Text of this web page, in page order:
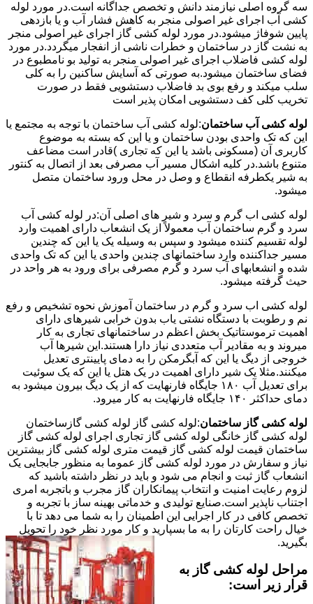
سه گروه اصلی نیازمند دانش و تخصص جداگانه است.در مورد لوله
کشی آب اجرای غیر اصولی منجر به کاهش فشار آب و یا بازدهی
پایین شوفاژ میشود.در مورد لوله کشی گاز اجرای غیر اصولی منجر
به نشت گاز در ساختمان و خطرات ناشی از انفجار میگردد.در مورد
لوله کشی فاضلاب اجرای غیر اصولی منجر به تولید بو نامطبوع در
فضای ساختمان میشود.به صورتی که آسایش ساکنین را به کلی
سلب میکند و رفع بوی بد فاضلاب دستشویی فقط در صورت
تخریب کلی کف دستشویی امکان پذیر است
لوله کشی آب ساختمان:لوله کشی آب ساختمان با توجه به مجتمع یا
این که تک واحدی بودن ساختمان و یا این که بسته به موضوع
کاربری آن (مسکونی باشد یا این که تجاری )قادر است مضاعف
متنوع باشد.در کلیه اشکال مسیر آب مصرفی بعد از اتصال به کنتور
به شیر یکطرفه انقطاع و وصل در محل ورود ساختمان متصل
میشود.
لوله کشی اب گرم و سرد و شیر های اصلی آن:در لوله کشی آب
سرد و گرم ساختمان آب معمولاً از یک انشعاب دارای اهمیت وارد
لوله تقسیم کننده میشود و سپس به وسیله یک یا این که چندین
مسیر جداکننده وارد ساختمانهای چندین واحدی یا این که تک واحدی
شده و انشعابهای آب سرد و گرم مصرفی برای ورود به هر واحد در
حیث گرفته میشود.
لوله کشی اب سرد و گرم در ساختمان آموزش نحوه تشخیص و رفع
نم و رطوبت با دستگاه نشتی یاب بدون خرابی شیرهای دارای
اهمیت ترموستاتیک بخش اعظم در ساختمانهای تجاری به کار
میروند و به مقادیر آب متعددی نیاز دارا هستند.این شیرها آب
خروجی از دیگ یا این که آبگرمکن را به دمای پایینتری تعدیل
میکنند.مثلا یک شیر دارای اهمیت در یک هتل یا این که یک سوئیت
برای تعدیل آب ۱۸۰ جایگاه فارنهایت که از یک دیگ بیرون میشود به
دمای حداکثر ۱۴۰ جایگاه فارنهایت به کار میرود.
لوله کشی گاز ساختمان:لوله کشی گاز لوله کشی گازساختمان
لوله کشی گاز خانگی لوله کشی گاز تجاری اجرای لوله کشی گاز
ساختمان قیمت لوله کشی گاز قیمت متری لوله کشی گاز بیشترین
نیاز و سفارش در مورد لوله کشی گاز عموما به منظور جابجایی یک
انشعاب گاز ثبت و انجام می شود و باید در نظر داشته باشید که
لزوم رعایت امنیت و انتخاب پیمانکاران گاز مجرب و باتجربه امری
اجتناب ناپذیر است.صنایع تولیدی و خدماتی بهینه ساز با تجربه و
تخصص کافی در کار اجرایی این اطمینان را به شما می دهد تا با
خیال راحت کارتان را به ما بسپارید و کار مورد نظر خود را تحویل
بگیرید.
مراحل لوله کشی گاز به
قرار زیر است: